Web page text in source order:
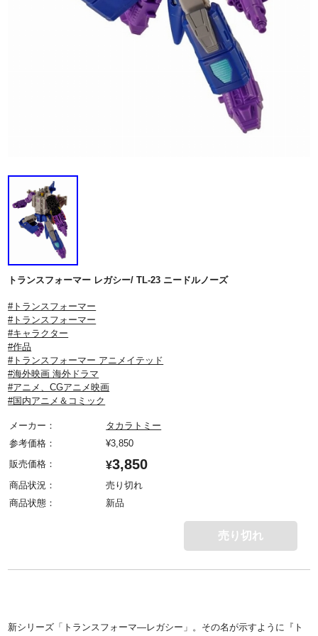
トランスフォーマー レガシー/ TL-23 ニードルノーズ
#トランスフォーマー
#トランスフォーマー
#キャラクター
#作品
#トランスフォーマー アニメイテッド
#海外映画 海外ドラマ
#アニメ、CGアニメ映画
#国内アニメ＆コミック
メーカー：
タカラトミー
参考価格：
¥3,850
販売価格：
¥3,850
商品状況：
売り切れ
商品状態：
新品
売り切れ
新シリーズ「トランスフォーマ―レガシー」。その名が示すように『ト